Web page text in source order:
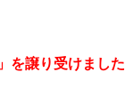
を譲り受けました